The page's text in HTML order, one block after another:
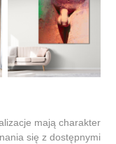
mają charakter
się z dostępnymi